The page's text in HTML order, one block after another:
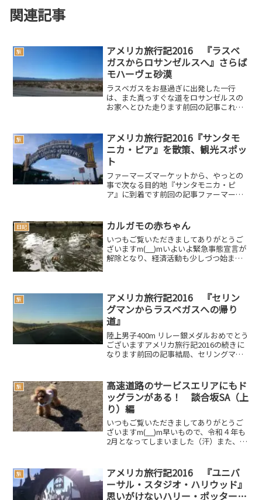
関連記事
旅
アメリカ旅行記2016 『ラスベ
ガスからロサンゼルスへ』さらば
モハーヴェ砂漠
ラスベガスをお昼過ぎに出発した一行
は、また真っすぐな道をロサンゼルスの
お家へとひた走ります前回の記事これぐ
に、ワイパーの動く頻度はだいぶ少なく
なりますロサンゼルスから来た...
旅
アメリカ旅行記2016『サンタモ
ニカ・ピア』を散策、観光スポッ
ト
ファーマーズマーケットから、やっとの
事で次なる目的地『サンタモニカ・ピ
ア』に到着です前回の記事ファーマーズ
距離でした。桟橋まで行くには、このわ
りと急で長い橋を渡って...
日記 カルガモの赤ちゃん
いつもご覧いただきましてありがとうご
ざいますm(__)mいよいよ緊急事態宣言が
解除となり、経済活動も少しづつ始まっ
先日、あんしぇりを...
旅
アメリカ旅行記2016 『セリン
グマンからラスベガスへの帰り
道』
陸上男子400m リレー銀メダルおめでとう
ございますアメリカ旅行記2016の続きに
なります前回の記事結局、セリングマン
大満足の一行でした後はラスベガスに帰
るだけですで...
旅
高速道路のサービスエリアにもド
ッグランがある！ 談合坂SA（上
り）編
いつもご覧いただきましてありがとうご
ざいますm(__)m早いもので、令和４年も
2月となってしまいました（汗）また、ブ
います。先日、お友達のところに遊びに
行った時の帰り道...
旅
アメリカ旅行記2016 『ユニバ
ーサル・スタジオ・ハリウッド』
思いがけないハリー・ポッター